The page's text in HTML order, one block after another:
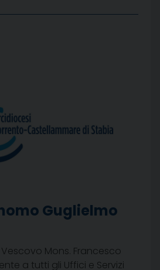
Guglielmo
Vescovo Mons. Francesco
a tutti gli Uffici e Servizi